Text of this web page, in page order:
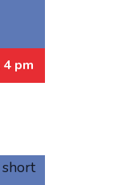
pm